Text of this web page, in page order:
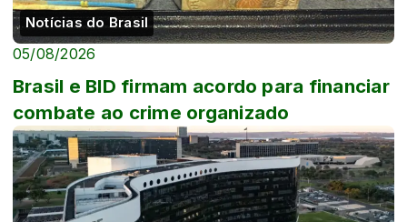
Notícias do Brasil
05/08/2026
Brasil e BID firmam acordo para financiar
combate ao crime organizado